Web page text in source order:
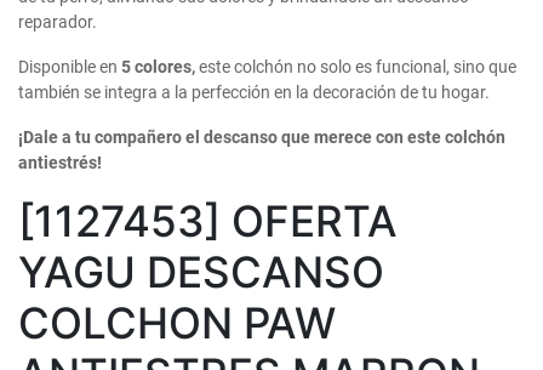
reparador.
Disponible en 5 colores,este colchón no solo es funcional, sino que
también se integra a la perfección en la decoración de tu hogar.
¡Dale a tu compañero el descanso que merece con este colchón
antiestrés!
[1127453] OFERTA
YAGU DESCANSO
COLCHON PAW